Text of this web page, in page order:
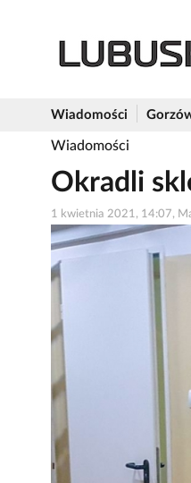
Wiadomości
Wiadomości
Okradli
1 kwietnia 2021, 14:07,